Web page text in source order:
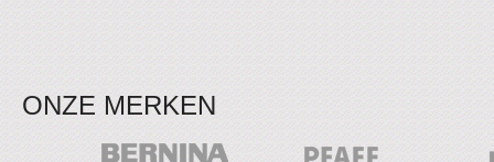
ONZE MERKEN